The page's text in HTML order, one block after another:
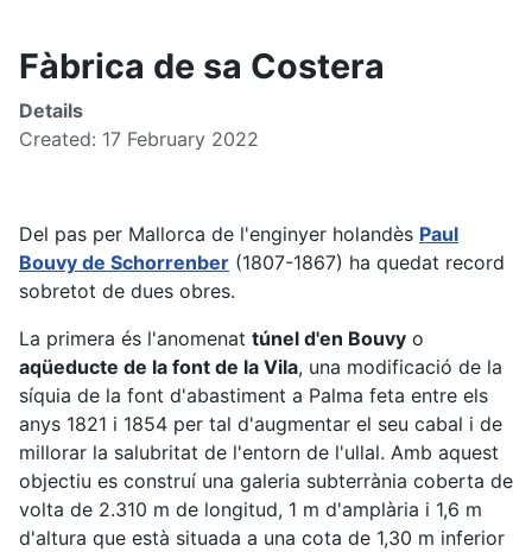
Fàbrica de sa Costera
Details
Created: 17 February 2022
Del pas per Mallorca de l'enginyer holandès Paul
Bouvy de Schorrenber (1807-1867) ha quedat record
sobretot de dues obres.
La primera és l'anomenat túnel d'en Bouvy o
aqüeducte de la font de la Vila, una modificació de la
síquia de la font d'abastiment a Palma feta entre els
anys 1821 i 1854 per tal d'augmentar el seu cabal i de
millorar la salubritat de l'entorn de l'ullal. Amb aquest
objectiu es construí una galeria subterrània coberta de
volta de 2.310 m de longitud, 1 m d'amplària i 1,6 m
d'altura que està situada a una cota de 1,30 m inferior